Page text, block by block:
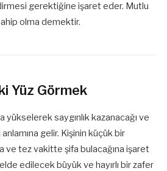
gerektiğine işaret eder. Mutlu
olma demektir.
Yüz Görmek
yükselerek saygınlık kazanacağı ve
gelir. Kişinin küçük bir
ve tez vakitte şifa bulacağına işaret
edilecek büyük ve hayırlı bir zafer